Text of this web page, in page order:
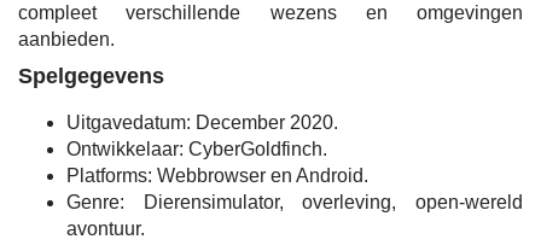
compleet verschillende wezens en omgevingen
aanbieden.
Spelgegevens
Uitgavedatum: December 2020.
Ontwikkelaar: CyberGoldfinch.
Platforms: Webbrowser en Android.
Genre: Dierensimulator, overleving, open-wereld
avontuur.